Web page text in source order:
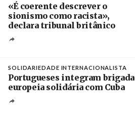
«É coerente descrever o
sionismo como racista»,
declara tribunal britânico
SOLIDARIEDADE INTERNACIONALISTA
Portugueses integram brigada
europeia solidária com Cuba